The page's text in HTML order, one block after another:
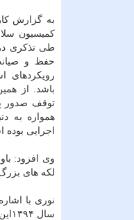
به گزارش
كمیسیون
طی تذكری
حفظ و
رویكردهای
توقف صدور
همواره به
اجرایی
وی افزود:
لكه های